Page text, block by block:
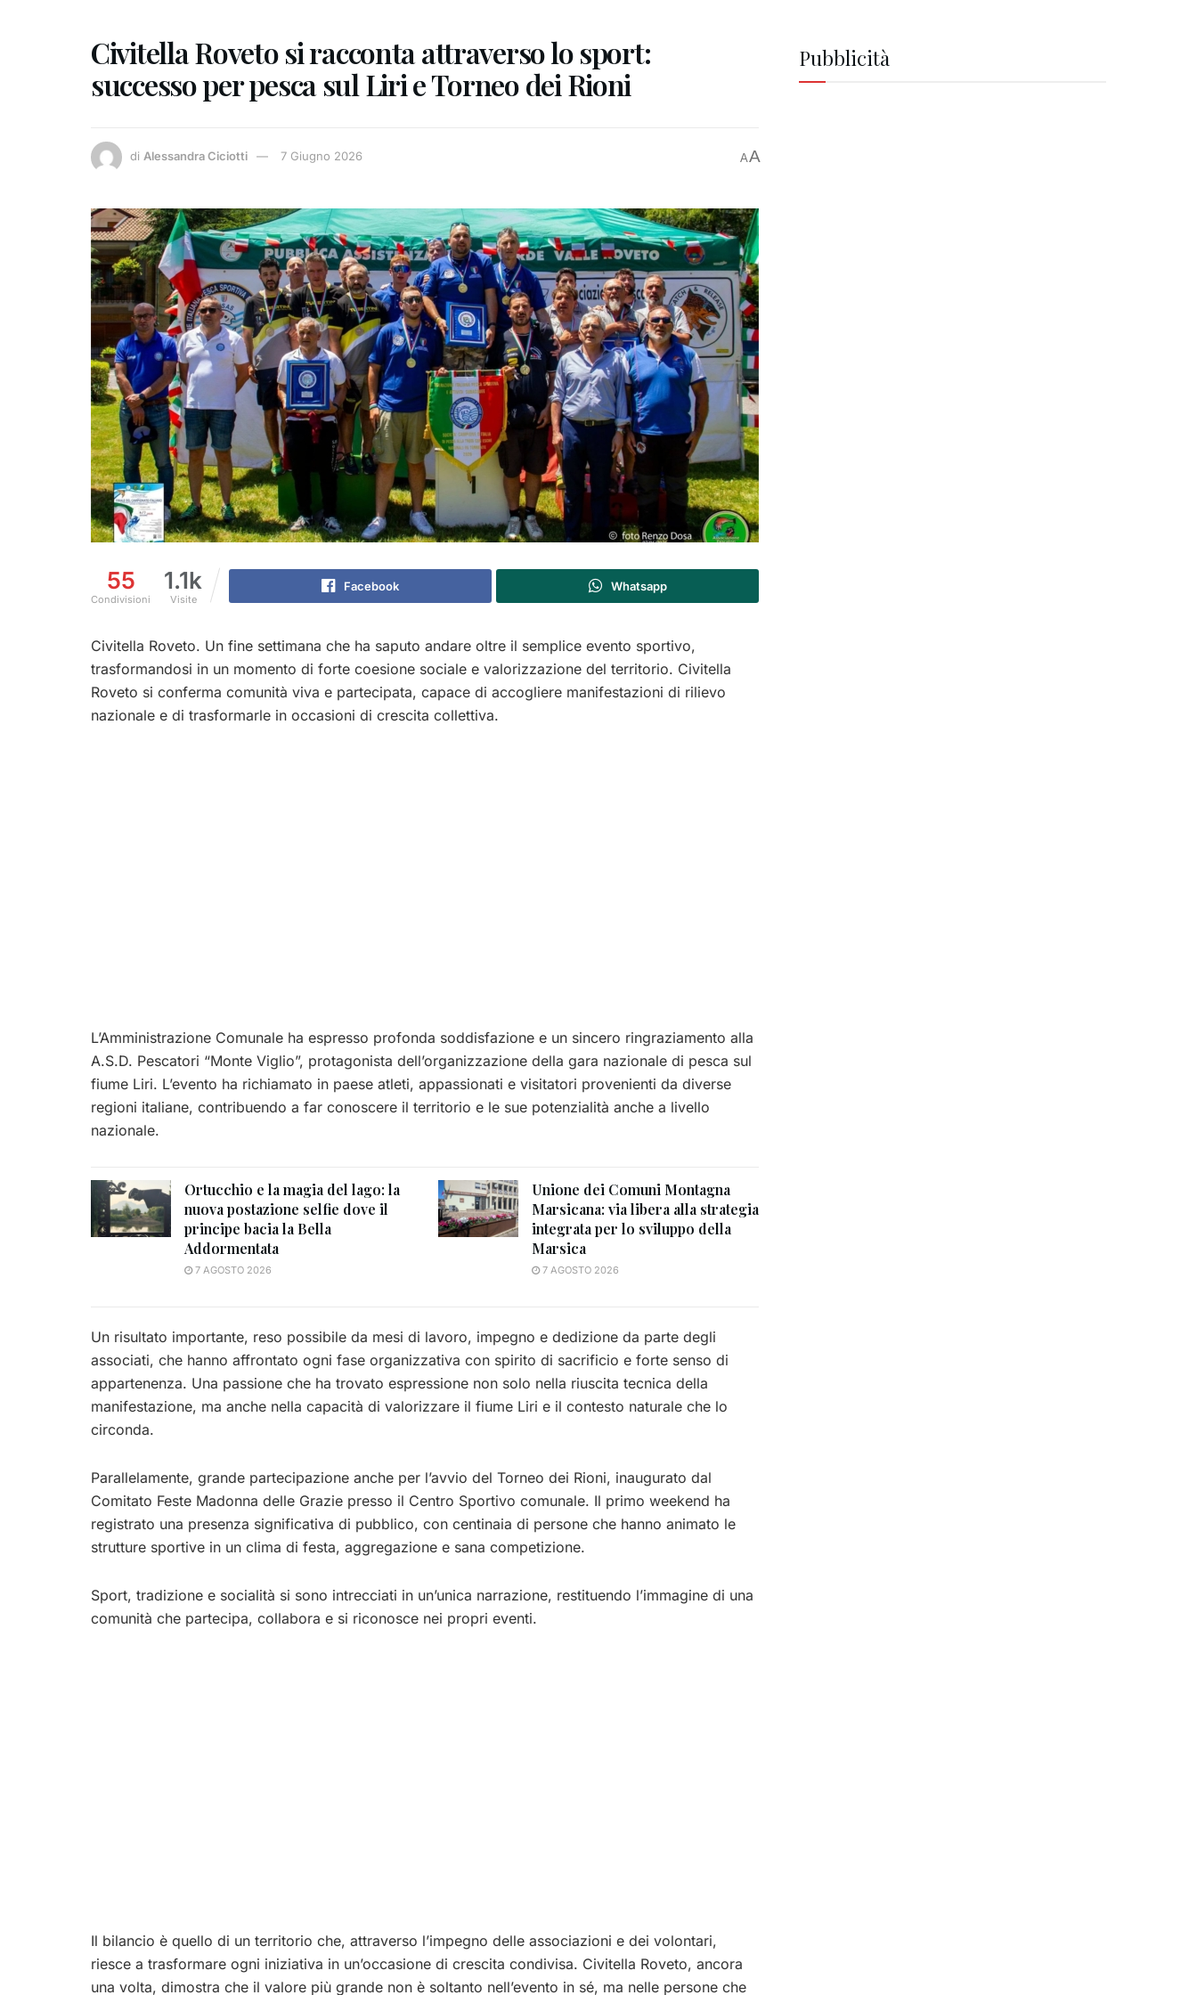
Civitella Roveto si racconta attraverso lo sport:
successo per pesca sul Liri e Torneo dei Rioni
di Alessandra Ciciotti 7 Giugno 2026 AA
55
Condivisioni
1.1k
Visite
Facebook Whatsapp
Civitella Roveto. Un fine settimana che ha saputo andare oltre il semplice evento sportivo,
trasformandosi in un momento di forte coesione sociale e valorizzazione del territorio. Civitella
Roveto si conferma comunità viva e partecipata, capace di accogliere manifestazioni di rilievo
nazionale e di trasformarle in occasioni di crescita collettiva.
L’Amministrazione Comunale ha espresso profonda soddisfazione e un sincero ringraziamento alla
A.S.D. Pescatori “Monte Viglio”, protagonista dell’organizzazione della gara nazionale di pesca sul
fiume Liri. L’evento ha richiamato in paese atleti, appassionati e visitatori provenienti da diverse
regioni italiane, contribuendo a far conoscere il territorio e le sue potenzialità anche a livello
nazionale.
Ortucchio e la magia del lago: la
nuova postazione selfie dove il
principe bacia la Bella
Addormentata
7 AGOSTO 2026
Unione dei Comuni Montagna
Marsicana: via libera alla strategia
integrata per lo sviluppo della
Marsica
7 AGOSTO 2026
Un risultato importante, reso possibile da mesi di lavoro, impegno e dedizione da parte degli
associati, che hanno affrontato ogni fase organizzativa con spirito di sacrificio e forte senso di
appartenenza. Una passione che ha trovato espressione non solo nella riuscita tecnica della
manifestazione, ma anche nella capacità di valorizzare il fiume Liri e il contesto naturale che lo
circonda.
Parallelamente, grande partecipazione anche per l’avvio del Torneo dei Rioni, inaugurato dal
Comitato Feste Madonna delle Grazie presso il Centro Sportivo comunale. Il primo weekend ha
registrato una presenza significativa di pubblico, con centinaia di persone che hanno animato le
strutture sportive in un clima di festa, aggregazione e sana competizione.
Sport, tradizione e socialità si sono intrecciati in un’unica narrazione, restituendo l’immagine di una
comunità che partecipa, collabora e si riconosce nei propri eventi.
Il bilancio è quello di un territorio che, attraverso l’impegno delle associazioni e dei volontari,
riesce a trasformare ogni iniziativa in un’occasione di crescita condivisa. Civitella Roveto, ancora
una volta, dimostra che il valore più grande non è soltanto nell’evento in sé, ma nelle persone che
Pubblicità